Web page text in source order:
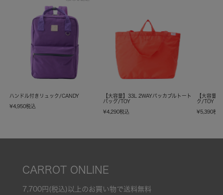
ハンドル付きリュック/CANDY
¥4,950税込
【大容量】33L 2WAYパッカブルトート
バッグ/TOY
¥4,290税込
【大容量
ク/TOY
¥5,390税込
CARROT ONLINE
7,700円(税込)以上のお買い物で送料無料